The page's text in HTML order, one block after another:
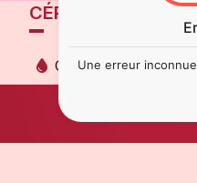
CÉPAGES
CheninUne erreur